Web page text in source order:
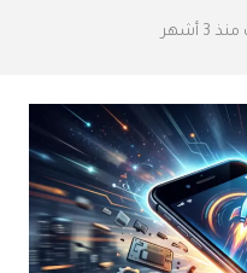
منذ 3 أشهر